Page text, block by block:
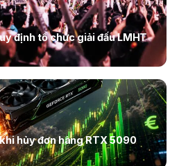
định tổ chức giải đấu LMHT
hủy đơn hàng RTX 5090